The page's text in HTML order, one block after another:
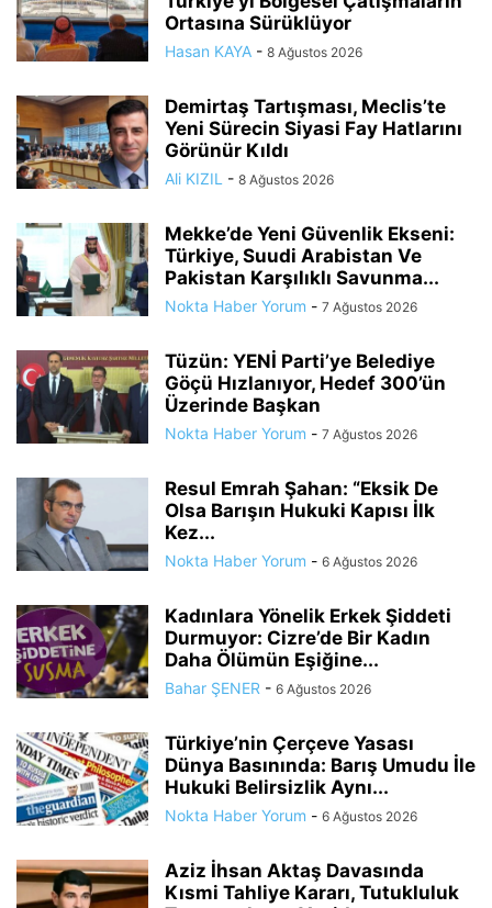
Ortasına Sürüklüyor
Hasan KAYA - 8 Ağustos 2026
Demirtaş Tartışması, Meclis’te
Yeni Sürecin Siyasi Fay Hatlarını
Görünür Kıldı
Ali KIZIL - 8 Ağustos 2026
Mekke’de Yeni Güvenlik Ekseni:
Türkiye, Suudi Arabistan Ve
Pakistan Karşılıklı Savunma...
Nokta Haber Yorum - 7 Ağustos 2026
Tüzün: YENİ Parti’ye Belediye
Göçü Hızlanıyor, Hedef 300’ün
Üzerinde Başkan
Nokta Haber Yorum - 7 Ağustos 2026
Resul Emrah Şahan: “Eksik De
Olsa Barışın Hukuki Kapısı İlk
Kez...
Nokta Haber Yorum - 6 Ağustos 2026
Kadınlara Yönelik Erkek Şiddeti
Durmuyor: Cizre’de Bir Kadın
Daha Ölümün Eşiğine...
Bahar ŞENER - 6 Ağustos 2026
Türkiye’nin Çerçeve Yasası
Dünya Basınında: Barış Umudu İle
Hukuki Belirsizlik Aynı...
Nokta Haber Yorum - 6 Ağustos 2026
Aziz İhsan Aktaş Davasında
Kısmi Tahliye Kararı, Tutukluluk